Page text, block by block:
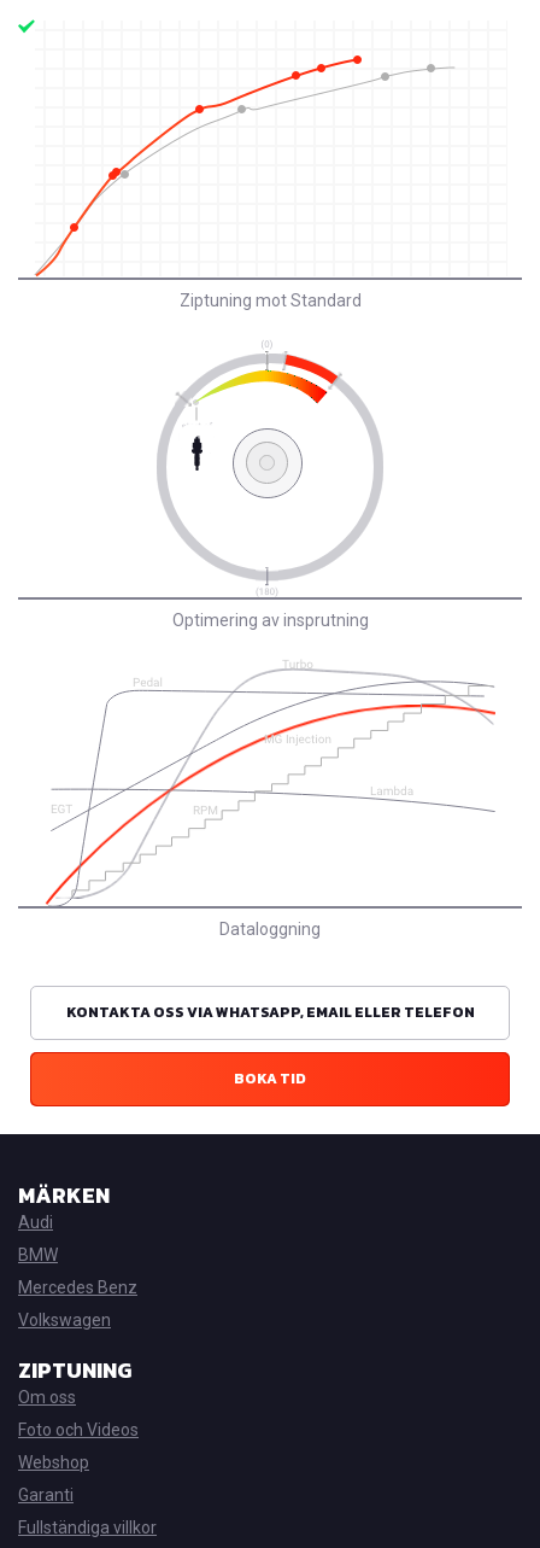
Ziptuning mot Standard
Optimering av insprutning
Dataloggning
KONTAKTA OSS VIA WHATSAPP, EMAIL ELLER TELEFON
BOKA TID
MÄRKEN
Audi
BMW
Mercedes Benz
Volkswagen
ZIPTUNING
Om oss
Foto och Videos
Webshop
Garanti
Fullständiga villkor